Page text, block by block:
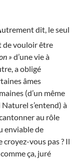
utrement dit, le seul
de vouloir être
» d’une vie à
a obligé
âmes
(d’un même
Naturel s’entend) à
au rôle
enviable de
croyez-vous pas ? Il
comme ça, juré